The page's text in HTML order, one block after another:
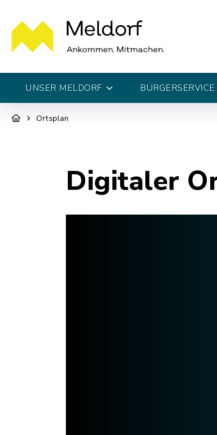
UNSER MELDORF
Ortsplan
Digitaler